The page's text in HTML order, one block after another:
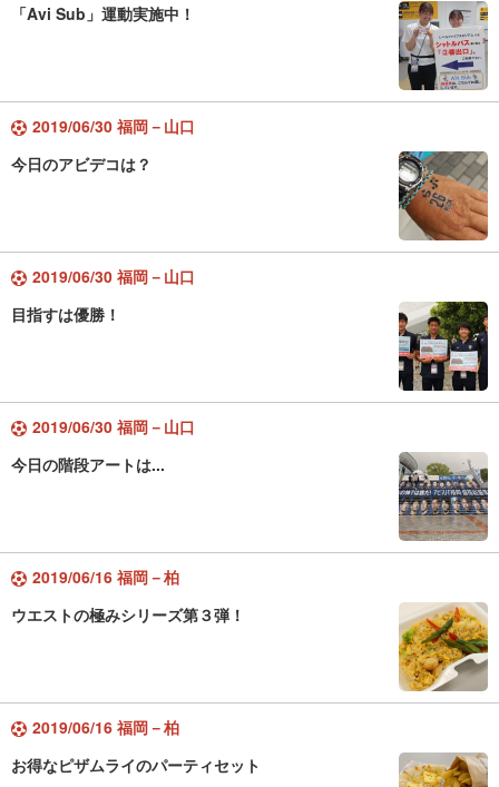
「Avi Sub」運動実施中！
2019/06/30 福岡－山口
今日のアビデコは？
2019/06/30 福岡－山口
目指すは優勝！
2019/06/30 福岡－山口
今日の階段アートは...
2019/06/16 福岡－柏
ウエストの極みシリーズ第３弾！
2019/06/16 福岡－柏
お得なピザムライのパーティセット